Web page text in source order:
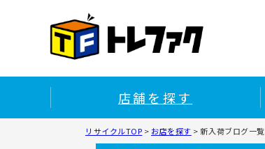
店舗を探す
リサイクルTOP > お店を探す >新入荷ブログ一覧